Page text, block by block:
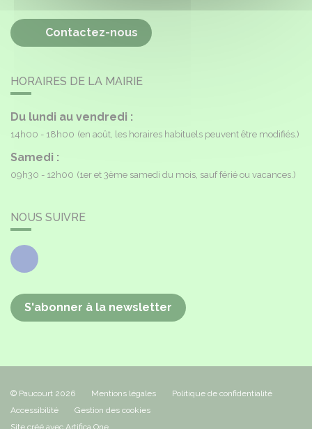
Contactez-nous
HORAIRES DE LA MAIRIE
Du lundi au vendredi :
14h00 - 18h00 (en août, les horaires habituels peuvent être modifiés.)
Samedi :
09h30 - 12h00 (1er et 3ème samedi du mois, sauf férié ou vacances.)
NOUS SUIVRE
Facebook
S'abonner à la newsletter
© Paucourt 2026 Mentions légales
Politique de confidentialité
Accessibilité
Gestion des cookies
Site créé avec Artifica One